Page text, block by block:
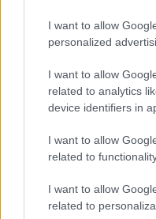
I want to allow
personalized
I want to allow
related to analytics
device identifiers in
I want to allow
related to
I want to allow
related to
composti
vitamina C .
locale e, in alcuni
complementare alla
Marco Santini, ex
osserva che la
chiari. Dal punto di